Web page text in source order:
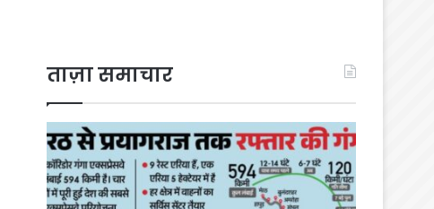
ताज़ा समाचार